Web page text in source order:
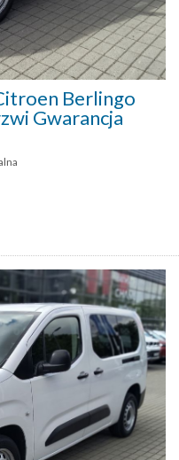
Berlingo
Gwarancja